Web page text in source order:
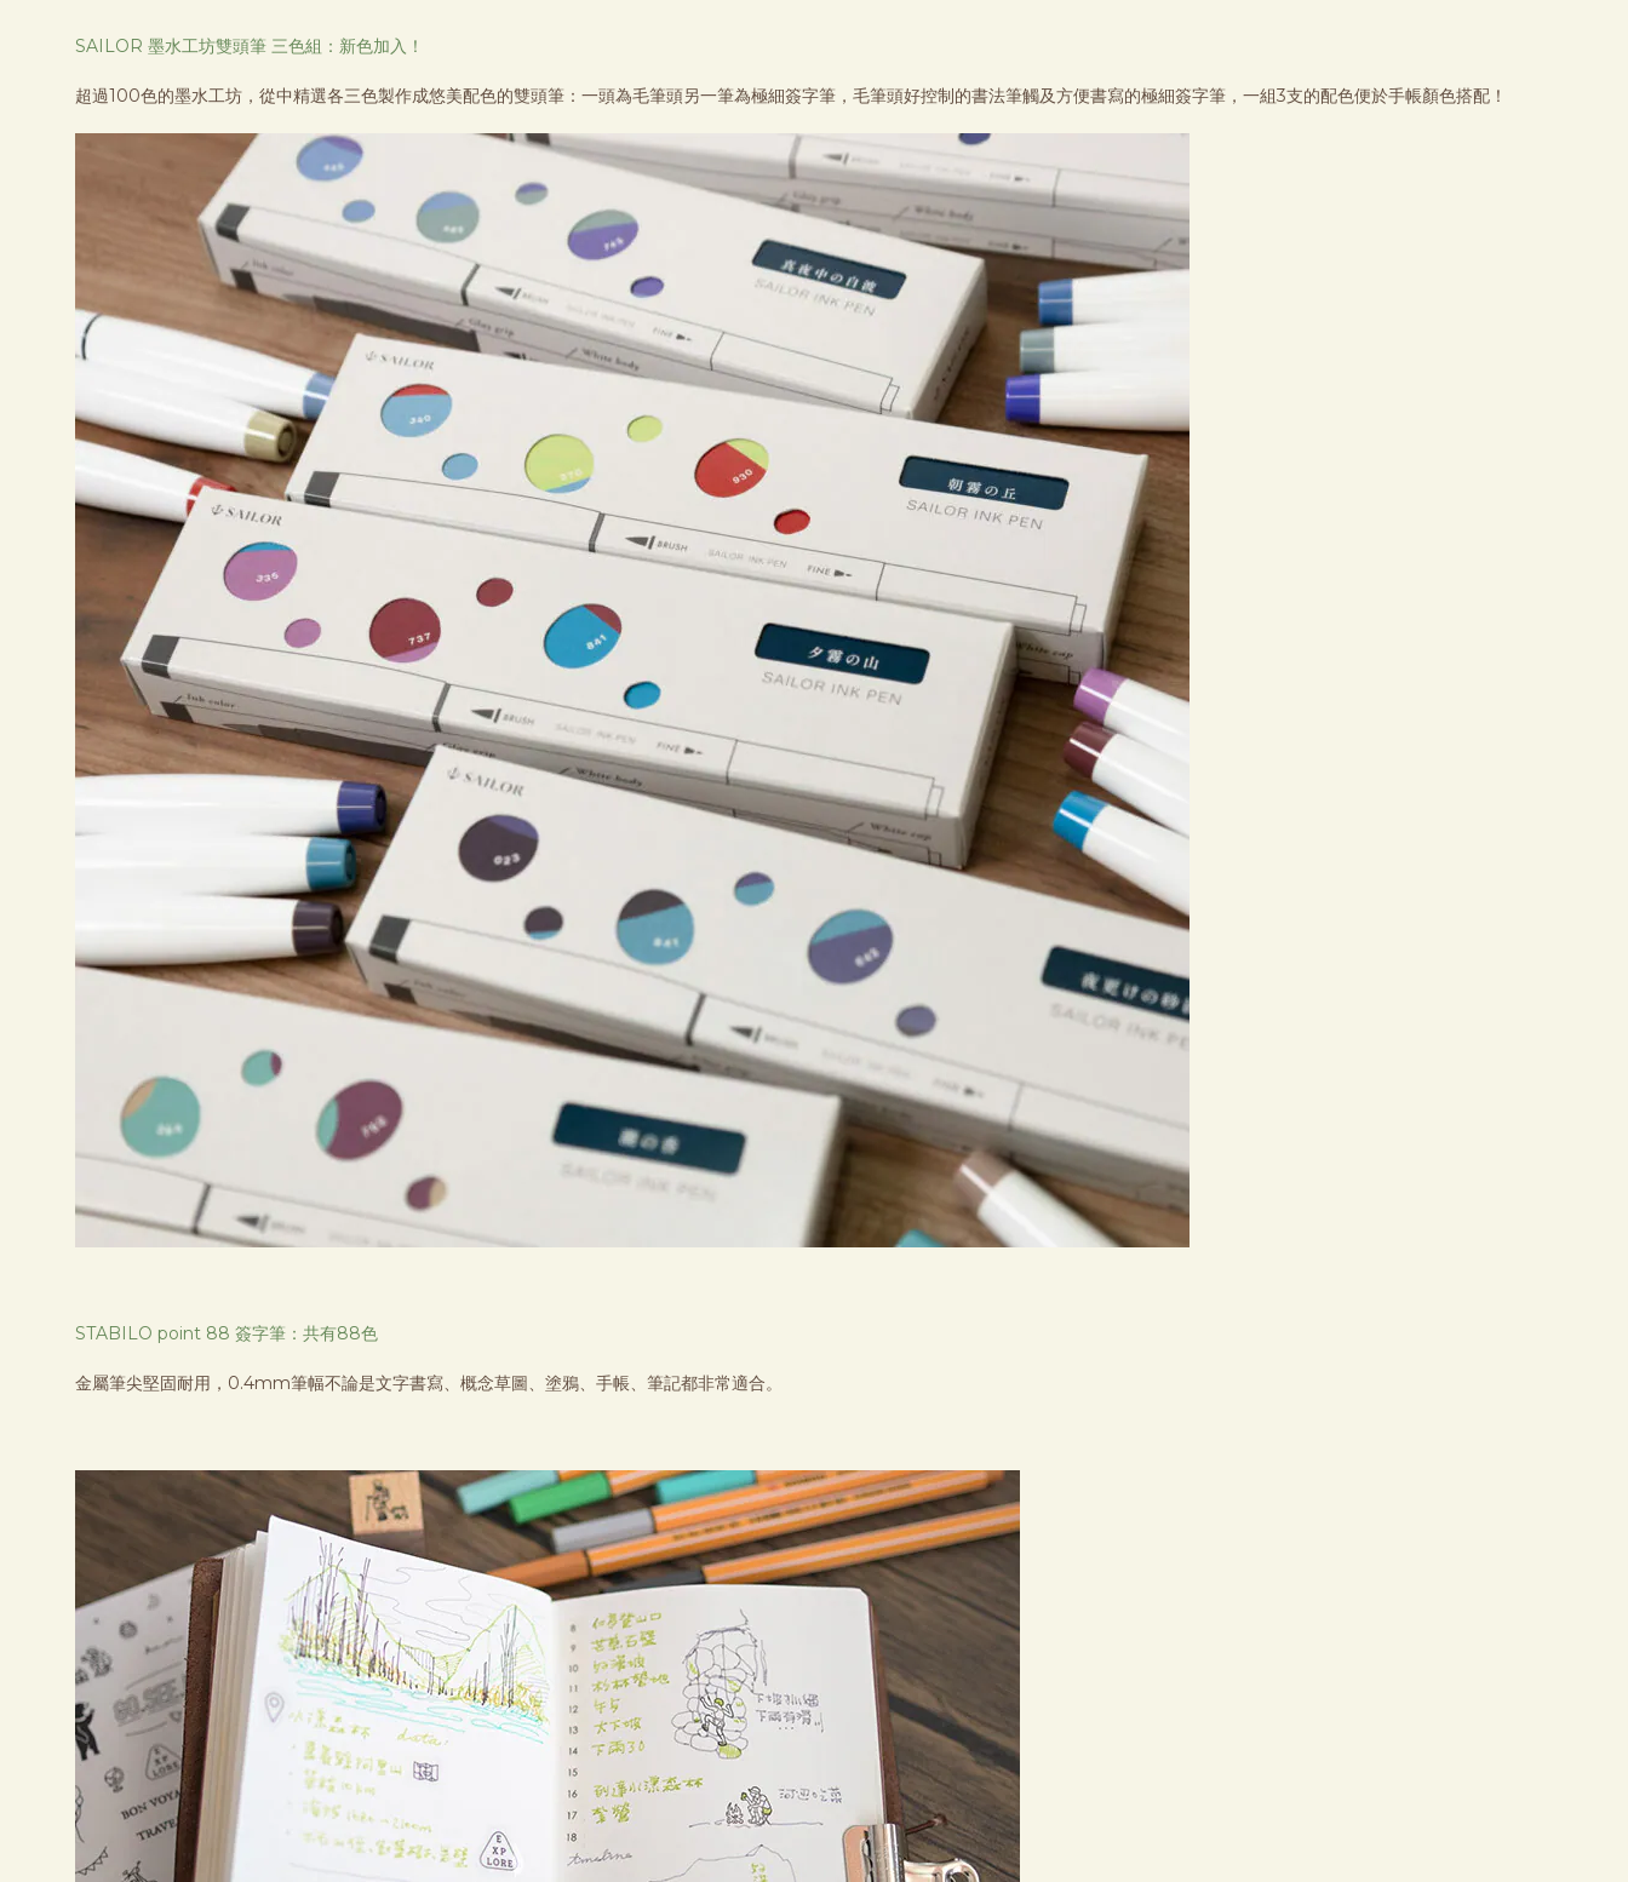
SAILOR 墨水工坊雙頭筆 三色組：新色加入！
超過100色的墨水工坊，從中精選各三色製作成悠美配色的雙頭筆：一頭為毛筆頭另一筆為極細簽字筆，毛筆頭好控制的書法筆觸及方便書寫的極細簽字筆，一組3支的配色便於手帳顏色搭配！
STABILO point 88 簽字筆：共有88色
金屬筆尖堅固耐用，0.4mm筆幅不論是文字書寫、概念草圖、塗鴉、手帳、筆記都非常適合。